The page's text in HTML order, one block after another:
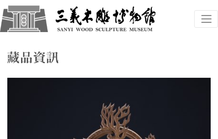
跳到主要內容
三義木雕博物館
網頁導覽